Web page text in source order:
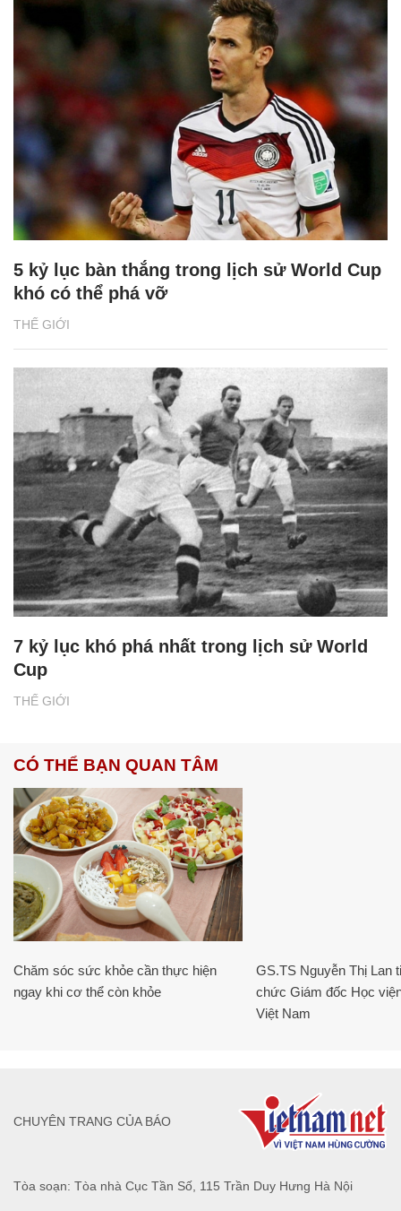
THẾ GIỚI
5 kỷ lục bàn thắng trong lịch sử World Cup
khó có thể phá vỡ
THẾ GIỚI
7 kỷ lục khó phá nhất trong lịch sử World
Cup
CÓ THỂ BẠN QUAN TÂM
Chăm sóc sức khỏe cần thực hiện
ngay khi cơ thể còn khỏe
GS.TS Nguyễn Thị Lan
chức Giám đốc Học
Việt Nam
Tòa soạn: Tòa nhà Cục Tần Số, 115 Trần Duy Hưng Hà Nội
CHUYÊN TRANG CỦA BÁO